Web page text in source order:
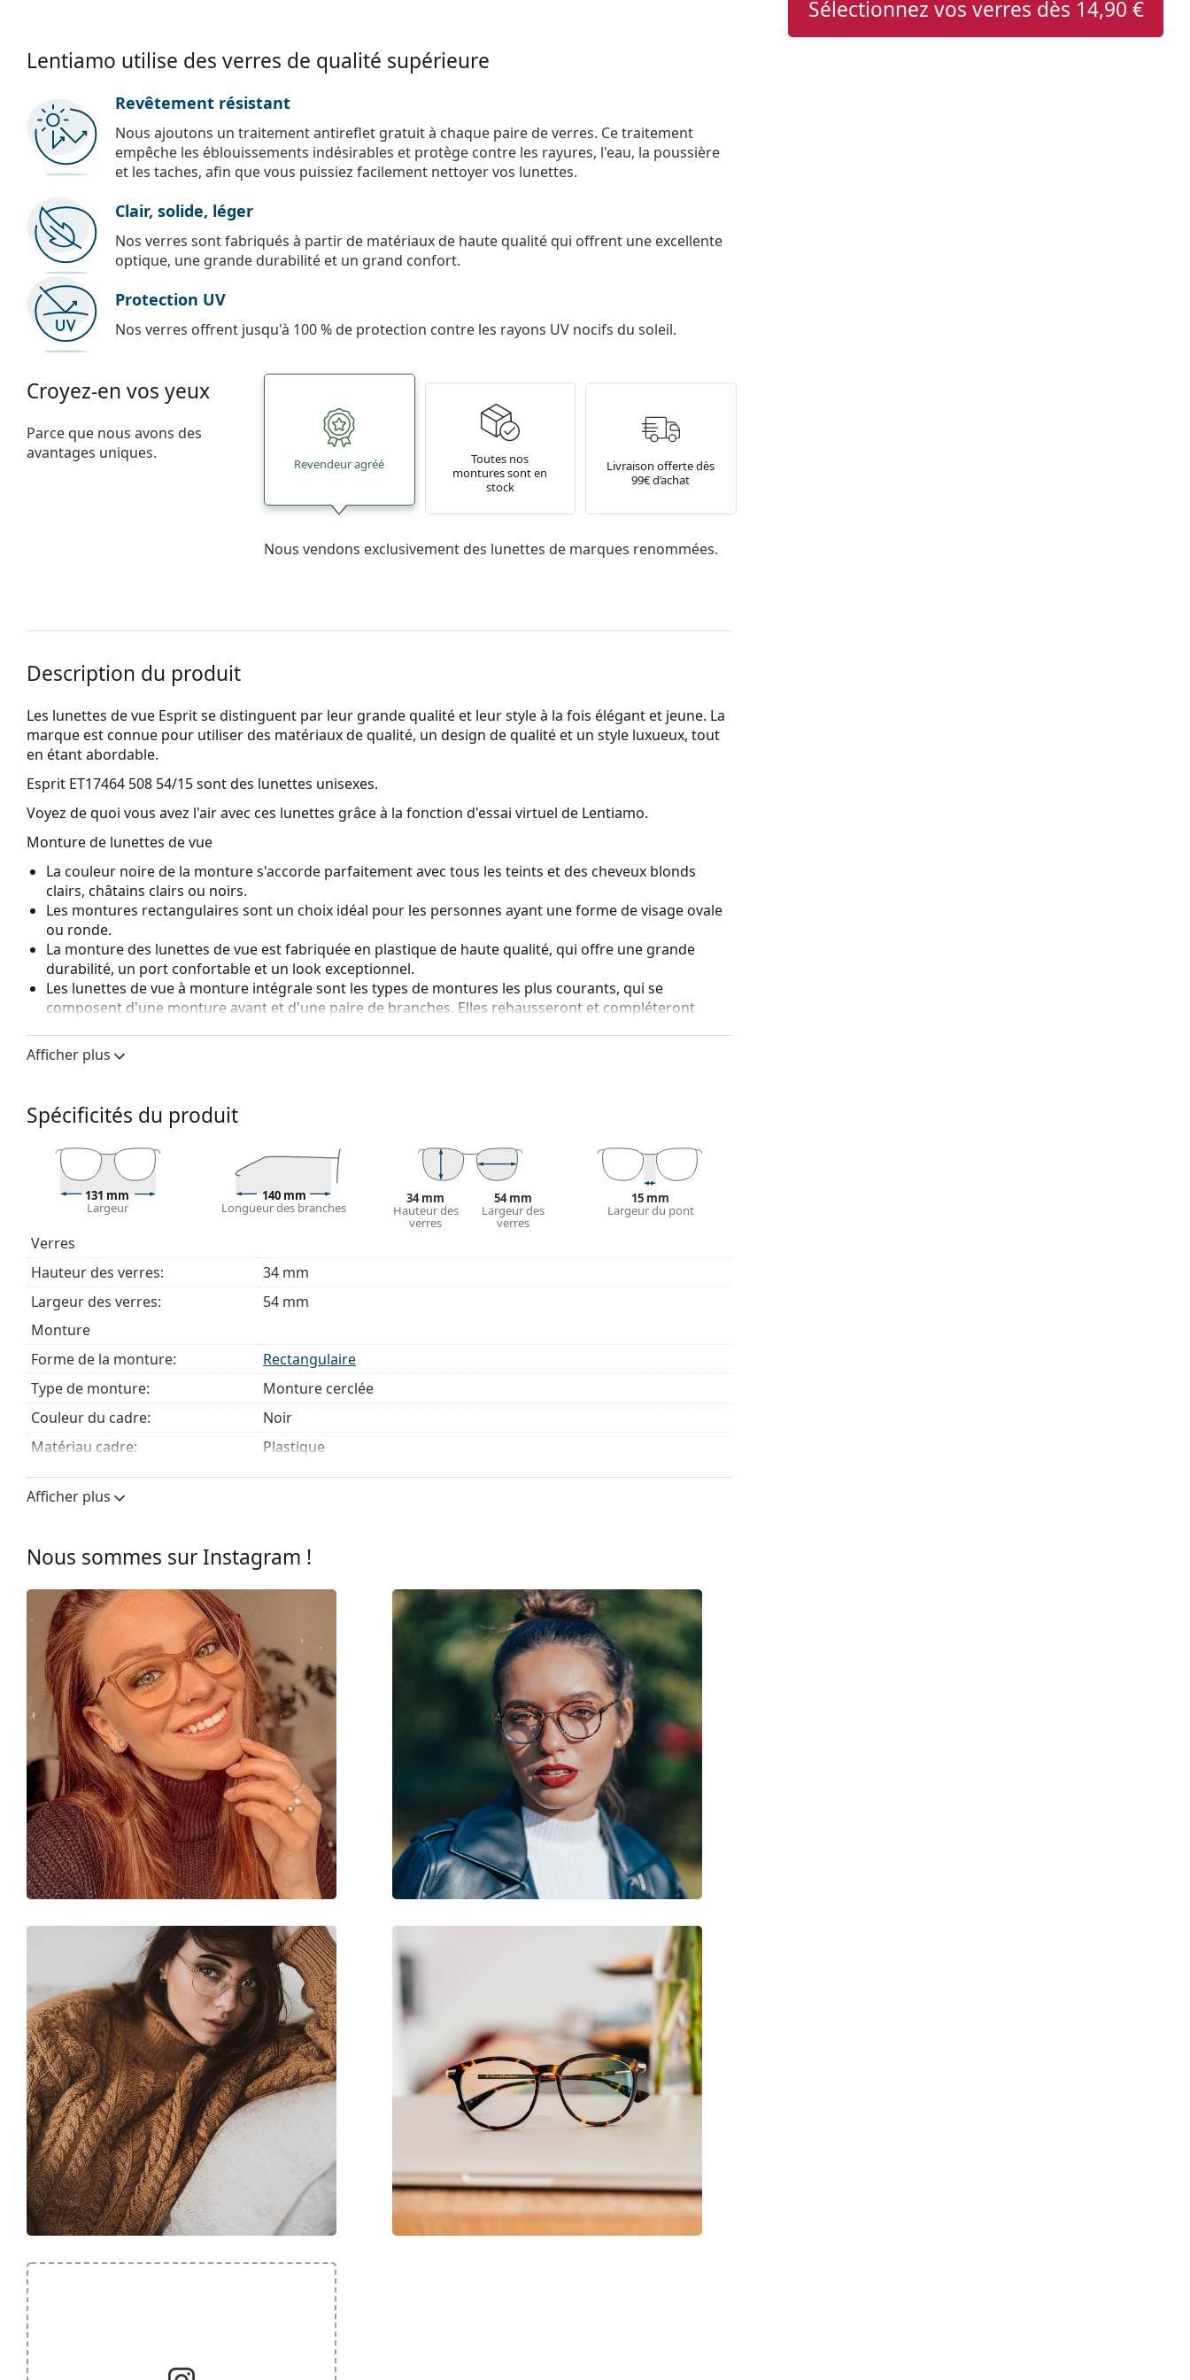
Sélectionnez vos verres dès 14,90 €
Lentiamo utilise des verres de qualité supérieure
Revêtement résistant
Nous ajoutons un traitement antireflet gratuit à chaque paire de verres. Ce traitement
empêche les éblouissements indésirables et protège contre les rayures, l'eau, la poussière
et les taches, afin que vous puissiez facilement nettoyer vos lunettes.
Clair, solide, léger
Nos verres sont fabriqués à partir de matériaux de haute qualité qui offrent une excellente
optique, une grande durabilité et un grand confort.
Protection UV
Nos verres offrent jusqu'à 100 % de protection contre les rayons UV nocifs du soleil.
Croyez-en vos yeux
Parce que nous avons des
avantages uniques.
Revendeur agréé
Toutes nos
montures sont en
stock
Livraison offerte dès
99€ d’achat
Nous vendons exclusivement des lunettes de marques renommées.
Description du produit
Les lunettes de vue Esprit se distinguent par leur grande qualité et leur style à la fois élégant et jeune. La
marque est connue pour utiliser des matériaux de qualité, un design de qualité et un style luxueux, tout
en étant abordable.
Esprit ET17464 508 54/15sont des lunettes unisexes.
Voyez de quoi vous avez l'air avec ces lunettes grâce à la fonction d'essai virtuel de Lentiamo.
Monture de lunettes de vue
La couleur noire de la monture s'accorde parfaitement avec tous les teints et des cheveux blonds
clairs, châtains clairs ou noirs.
Les montures rectangulaires sont un choix idéal pour les personnes ayant une forme de visage ovale
ou ronde.
La monture des lunettes de vue est fabriquée en plastique de haute qualité, qui offre une grande
durabilité, un port confortable et un look exceptionnel.
Les lunettes de vue à monture intégrale sont les types de montures les plus courants, qui se
composent d'une monture avant et d'une paire de branches. Elles rehausseront et compléteront
fait qu'elles enferment entièrement le verre, et surtout leur protection contre les dommages. Ce type
de monture convient à tous les verres, y compris les verres de plus grande puissance optique.
Nous livrons les lunettes dans leur étui d'origine. La couleur de l'étui et son design peuvent varier.
Le chiffon fourni est idéal pour le nettoyage et l'entretien des lunettes. Certains modèles peuvent être
livrés avec un sac en tissu au lieu d'un chiffon.
Explorez la gamme complète delunettes de vue pour découvrir d'autres styles ou consultez notre
des lunettessi vous avez besoin d'aide pour choisir.
Ceci est un dispositif médical. Lisez le mode d'emploi avant l'utilisation.
Afficher plus
Spécificités du produit
131 mm
Largeur
140 mm
Longueur des branches
34 mm
Hauteur des
verres
54 mm
Largeur des
verres
15 mm
Largeur du pont
Verres
Hauteur des verres:
34 mm
Largeur des verres:
54 mm
Monture
Forme de la monture:
Rectangulaire
Type de monture:
Monture cerclée
Couleur du cadre:
Noir
Matériau cadre:
Plastique
Taille:
M
Largeur:
Largeur du pont:
15 mm
Poids:
100 g
Plaquettes de nez ajustables:
Accessoires
Étui:
Oui
Tissu de nettoyage:
Oui
Autres
Sexe:
Unisex
Catégorie:
Lunettes de vue
Marque:
Esprit
Code:
ET17464 508 54/15
Afficher plus
Nous sommes sur Instagram !